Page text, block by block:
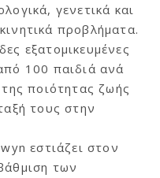
γενετικά και
προβλήματα.
εξατομικευμένες
100 παιδιά ανά
ποιότητας ζωής
τους στην
εστιάζει στον
των